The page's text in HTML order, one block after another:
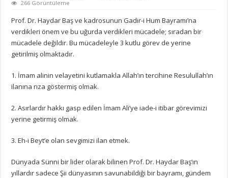
Bayramı
hakkında
bilinmesi
gerekenler
-8-
266 Görüntüleme
Prof. Dr. Haydar Baş ve kadrosunun Gadir-i Hum Bayramı’na
verdikleri önem ve bu uğurda verdikleri mücadele; sıradan bir
mücadele değildir. Bu mücadeleyle 3 kutlu görev de yerine
getirilmiş olmaktadır.
1. İmam alinin velayetini kutlamakla Allah’ın tercihine Resulullah’ın
ilanına rıza göstermiş olmak.
2. Asırlardır hakkı gasp edilen İmam Ali’ye iade-i itibar görevimizi
yerine getirmiş olmak.
3. Eh-i Beyt’e olan sevgimizi ilan etmek.
Dünyada Sünni bir lider olarak bilinen Prof. Dr. Haydar Baş’ın
yıllardır sadece Şii dünyasının savunabildiği bir bayramı, gündem